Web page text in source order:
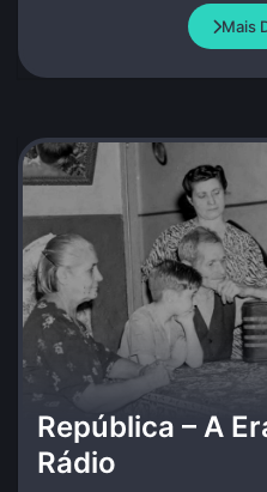
Mais
República – A
Rádio